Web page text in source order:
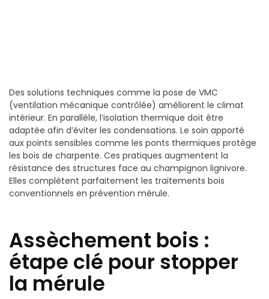
Des solutions techniques comme la pose de VMC
(ventilation mécanique contrôlée) améliorent le climat
intérieur. En parallèle, l’isolation thermique doit être
adaptée afin d’éviter les condensations. Le soin apporté
aux points sensibles comme les ponts thermiques protège
les bois de charpente. Ces pratiques augmentent la
résistance des structures face au champignon lignivore.
Elles complètent parfaitement les traitements bois
conventionnels en prévention mérule.
Assèchement bois :
étape clé pour stopper
la mérule